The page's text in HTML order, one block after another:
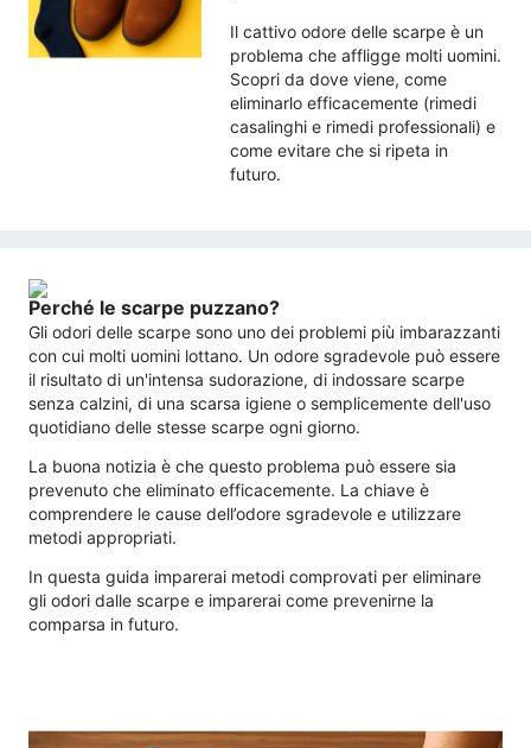
Il cattivo odore delle scarpe è un
problema che affligge molti uomini.
Scopri da dove viene, come
eliminarlo efficacemente (rimedi
casalinghi e rimedi professionali) e
come evitare che si ripeta in
futuro.
Perché le scarpe puzzano?
Gli odori delle scarpe sono uno dei problemi più imbarazzanti
con cui molti uomini lottano. Un odore sgradevole può essere
il risultato di un'intensa sudorazione, di indossare scarpe
senza calzini, di una scarsa igiene o semplicemente dell'uso
quotidiano delle stesse scarpe ogni giorno.
La buona notizia è che questo problema può essere sia
prevenuto che eliminato efficacemente. La chiave è
comprendere le cause dell’odore sgradevole e utilizzare
metodi appropriati.
In questa guida imparerai metodi comprovati per eliminare
gli odori dalle scarpe e imparerai come prevenirne la
comparsa in futuro.